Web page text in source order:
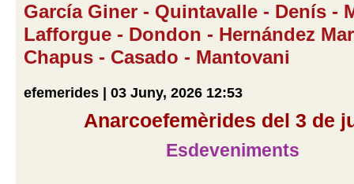
García Giner - Quintavalle - Denís -
Lafforgue - Dondon - Hernández
Chapus - Casado - Mantovani
efemerides | 03 Juny, 2026 12:53
Anarcoefemèrides del 3 de
Esdeveniments